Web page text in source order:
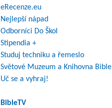
eRecenze.eu
Nejlepší nápad
Odborníci Do Škol
Stipendia +
Studuj techniku a řemeslo
Světové Muzeum a Knihovna Bible
Uč se a vyhraj!
BibleTV